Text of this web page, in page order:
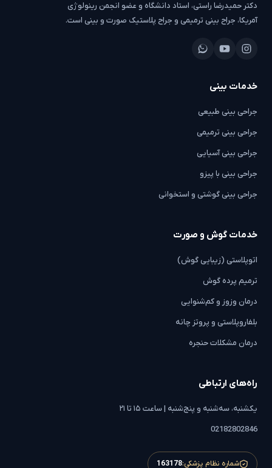
دکتر حمیدرضا راستی، استاد دانشگاه و عضو انجمن رینولوژی
آمریکا، جراح بینی ترمیمی و جراح پلاستیک صورت و بینی است.
خدمات بینی
جراحی بینی طبیعی
جراحی بینی ترمیمی
جراحی بینی آسیایی
جراحی بینی با پیزو
جراحی بینی گوشتی و استخوانی
خدمات گوش و صورت
اتوپلاستی (زیبایی گوش)
ترمیم پرده گوش
درمان وزوز و کم‌شنوایی
بلفاروپلاستی و پروتز چانه
درمان مشکلات حنجره
راه‌های ارتباطی
یکشنبه، سه‌شنبه و پنج‌شنبه | ساعت ۱۵ تا ۲۱
02182802846
شماره نظام پزشکی:163178